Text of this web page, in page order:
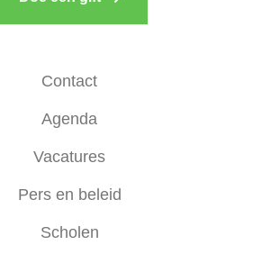
Contact
Agenda
Vacatures
Pers en beleid
Scholen